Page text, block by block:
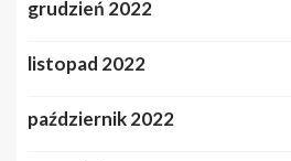
grudzień 2022
listopad 2022
październik 2022